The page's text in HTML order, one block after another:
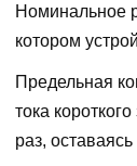
Номинальное
котором
Предельная
тока
раз,